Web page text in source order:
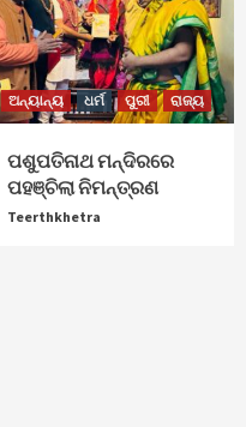
ଅନ୍ୟାନ୍ୟ ଧର୍ମ ପୁରୀ ରାଜ୍ୟ
ପଶୁପତିନାଥ ମନ୍ଦିରରେ
ପହଞ୍ଚିଲା ନିମନ୍ତ୍ରଣ
Teerthkhetra